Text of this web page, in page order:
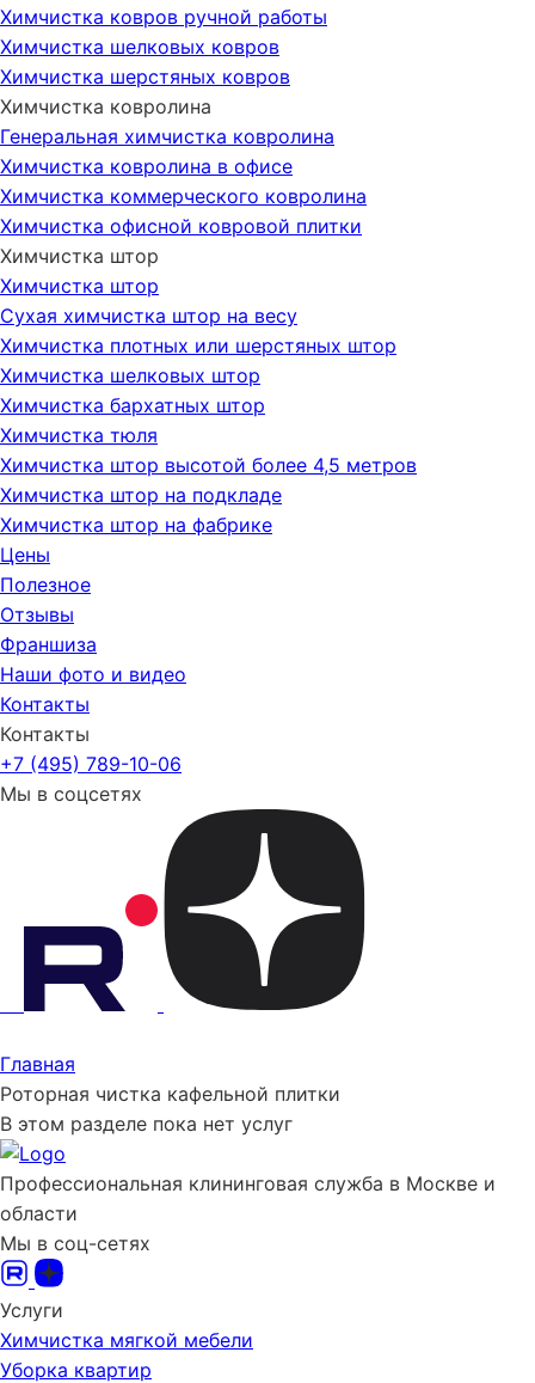
Химчистка ковров ручной работы
Химчистка шелковых ковров
Химчистка шерстяных ковров
Химчистка ковролина
Генеральная химчистка ковролина
Химчистка ковролина в офисе
Химчистка коммерческого ковролина
Химчистка офисной ковровой плитки
Химчистка штор
Химчистка штор
Сухая химчистка штор на весу
Химчистка плотных или шерстяных штор
Химчистка шелковых штор
Химчистка бархатных штор
Химчистка тюля
Химчистка штор высотой более 4,5 метров
Химчистка штор на подкладе
Химчистка штор на фабрике
Цены
Полезное
Отзывы
Франшиза
Наши фото и видео
Контакты
Контакты
+7 (495) 789-10-06
Мы в соцсетях
Главная
Роторная чистка кафельной плитки
В этом разделе пока нет услуг
Профессиональная клининговая служба в Москве и
области
Мы в соц-сетях
Услуги
Химчистка мягкой мебели
Уборка квартир